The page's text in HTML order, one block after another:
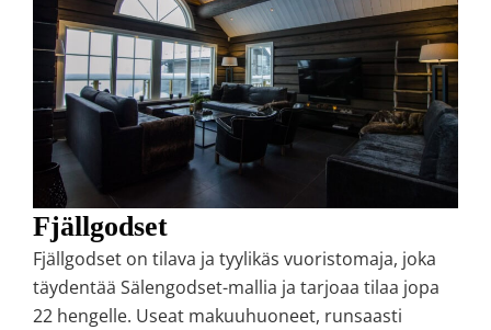
Fjällgodset
Fjällgodset on tilava ja tyylikäs vuoristomaja, joka
täydentää Sälengodset-mallia ja tarjoaa tilaa jopa
22 hengelle. Useat makuuhuoneet, runsaasti